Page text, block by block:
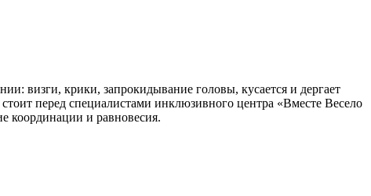
визги, крики, запрокидывание головы, кусается и дергает
перед специалистами инклюзивного центра «Вместе Весело
координации и равновесия.